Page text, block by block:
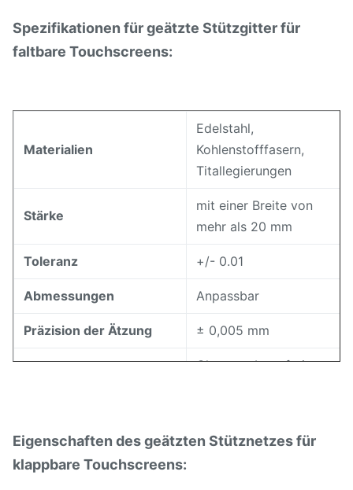
Spezifikationen für geätzte Stützgitter für
faltbare Touchscreens:
Materialien
Edelstahl,
Kohlenstofffasern,
Titallegierungen
Stärke
mit einer Breite von
mehr als 20 mm
Toleranz +/- 0.01
Abmessungen Anpassbar
Präzision der Ätzung ± 0,005 mm
Glatte, gebrutsfreie
Beschichtungen
Eigenschaften des geätzten Stütznetzes für
klappbare Touchscreens: